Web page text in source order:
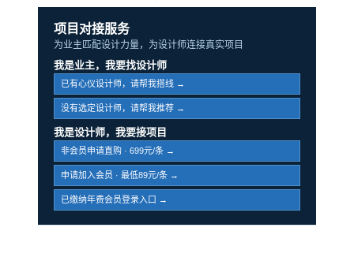
项目对接服务
为业主匹配设计力量，为设计师连接真实项目
我是业主，我要找设计师
已有心仪设计师，请帮我搭线 →
没有选定设计师，请帮我推荐 →
我是设计师，我要接项目
非会员申请直购 · 699元/条 →
申请加入会员 · 最低89元/条 →
已缴纳年费会员登录入口 →